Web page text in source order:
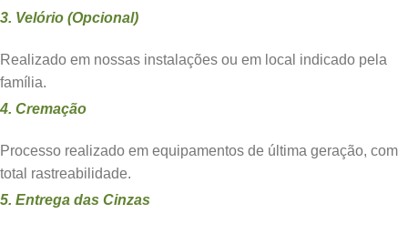
3. Velório (Opcional)
Realizado em nossas instalações ou em local indicado pela
família.
4. Cremação
Processo realizado em equipamentos de última geração, com
total rastreabilidade.
5. Entrega das Cinzas